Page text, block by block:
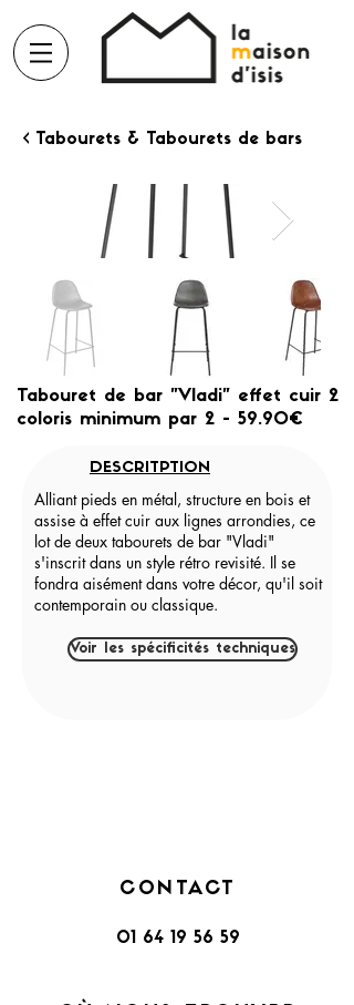
< Tabourets & Tabourets de bars
Tabouret de bar "Vladi" effet cuir 2
coloris minimum par 2 - 59.90€
DESCRITPTION
Alliant pieds en métal, structure en bois et
assise à effet cuir aux lignes arrondies, ce
lot de deux tabourets de bar "Vladi"
s'inscrit dans un style rétro revisité. Il se
fondra aisément dans votre décor, qu'il soit
contemporain ou classique.
Voir les spécificités techniques
CONTACT
01 64 19 56 59